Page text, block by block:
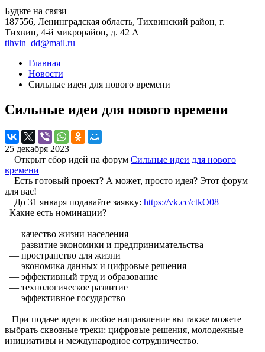
Будьте на связи
187556, Ленинградская область, Тихвинский район, г.
Тихвин, 4-й микрорайон, д. 42 А
tihvin_dd@mail.ru
Главная
Новости
Сильные идеи для нового времени
Сильные идеи для нового времени
25 декабря 2023
Открыт сбор идей на форум Сильные идеи для нового
времени
Есть готовый проект? А может, просто идея? Этот форум
для вас!
До 31 января подавайте заявку: https://vk.cc/ctkO08
Какие есть номинации?
— качество жизни населения
— развитие экономики и предпринимательства
— пространство для жизни
— экономика данных и цифровые решения
— эффективный труд и образование
— технологическое развитие
— эффективное государство
При подаче идеи в любое направление вы также можете
выбрать сквозные треки: цифровые решения, молодежные
инициативы и международное сотрудничество.